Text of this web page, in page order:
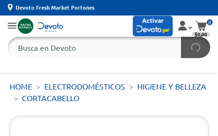
Devoto Fresh Market Portones
0
$0,00
HOME ELECTRODOMÉSTICOS
HIGIENE Y BELLEZA
CORTACABELLO